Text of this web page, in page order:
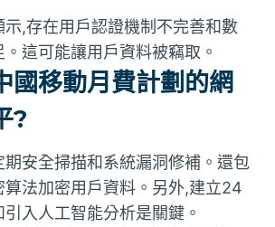
示,存在用戶認證機制不完善和數
這可能讓用戶資料被竊取。
國移動月費計劃的網
?
期安全掃描和系統漏洞修補。還包
算法加密用戶資料。另外,建立24
入人工智能分析是關鍵。